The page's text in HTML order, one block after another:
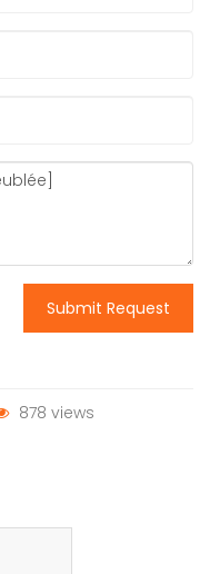
Submit Request
878 views